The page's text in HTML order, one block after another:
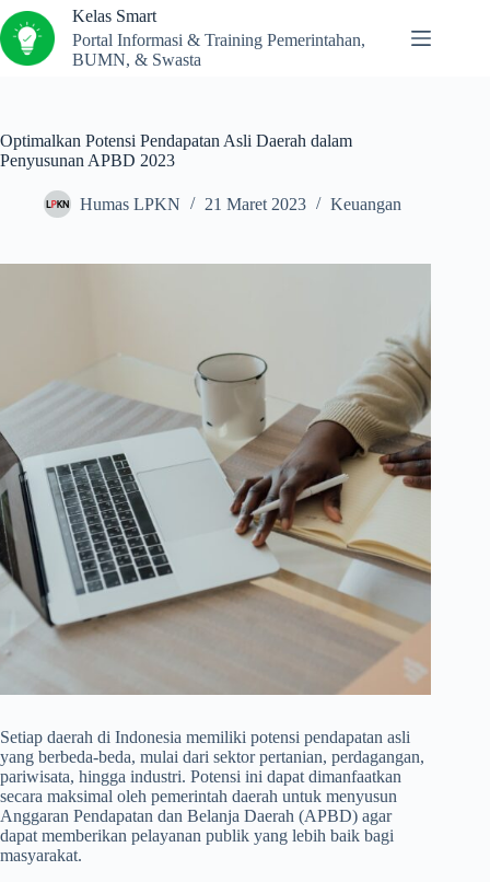
Kelas Smart
Portal Informasi & Training Pemerintahan,
BUMN, & Swasta
Optimalkan Potensi Pendapatan Asli Daerah dalam
Penyusunan APBD 2023
Humas LPKN 21 Maret 2023 Keuangan
Setiap daerah di Indonesia memiliki potensi pendapatan asli
yang berbeda-beda, mulai dari sektor pertanian, perdagangan,
pariwisata, hingga industri. Potensi ini dapat dimanfaatkan
secara maksimal oleh pemerintah daerah untuk menyusun
Anggaran Pendapatan dan Belanja Daerah (APBD) agar
dapat memberikan pelayanan publik yang lebih baik bagi
masyarakat.